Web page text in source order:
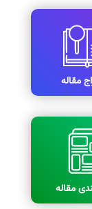
مقاله
مقاله